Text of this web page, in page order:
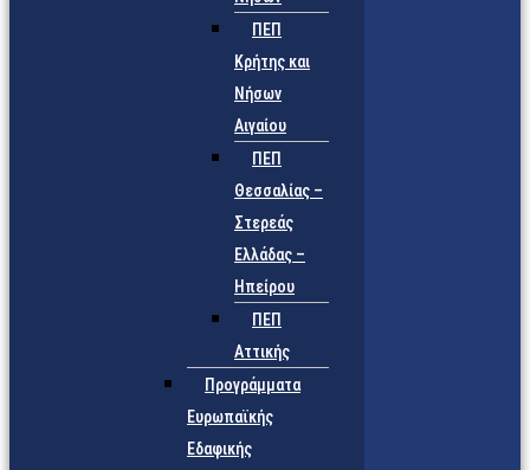
ΠΕΠ
Κρήτης και
Νήσων
Αιγαίου
ΠΕΠ
Θεσσαλίας –
Στερεάς
Ελλάδας –
Ηπείρου
ΠΕΠ
Αττικής
Προγράμματα
Ευρωπαϊκής
Εδαφικής